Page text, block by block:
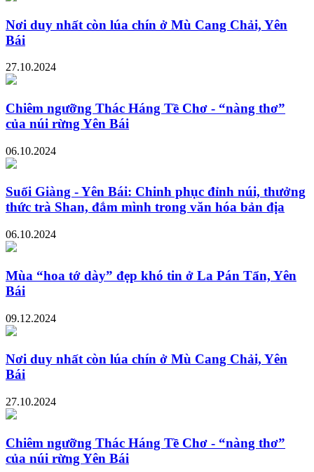
Nơi duy nhất còn lúa chín ở Mù Cang Chải, Yên
Bái
27.10.2024
Chiêm ngưỡng Thác Háng Tề Chơ - “nàng thơ”
của núi rừng Yên Bái
06.10.2024
Suối Giàng - Yên Bái: Chinh phục đỉnh núi, thưởng
thức trà Shan, đắm mình trong văn hóa bản địa
06.10.2024
Mùa “hoa tớ dày” đẹp khó tin ở La Pán Tẩn, Yên
Bái
09.12.2024
Nơi duy nhất còn lúa chín ở Mù Cang Chải, Yên
Bái
27.10.2024
Chiêm ngưỡng Thác Háng Tề Chơ - “nàng thơ”
của núi rừng Yên Bái